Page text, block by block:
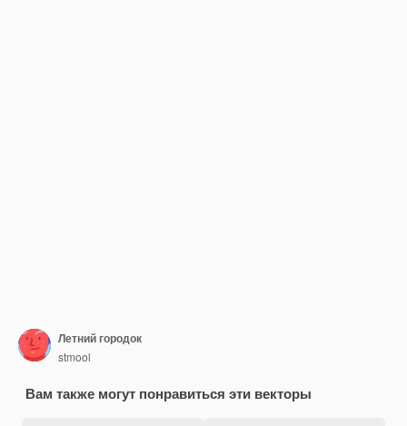
Летний городок
stmool
Вам также могут понравиться эти векторы